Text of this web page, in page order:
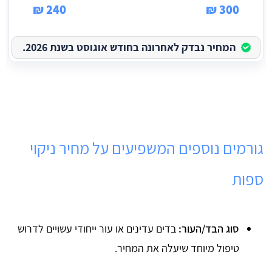
300 ₪
240 ₪
המחיר נבדק לאחרונה בחודש אוגוסט בשנת 2026.
גורמים נוספים המשפיעים על מחיר ניקוי
ספות
סוג הבד/העור: בדים עדינים או עור ייחודי עשויים לדרוש
טיפול מיוחד שיעלה את המחיר.